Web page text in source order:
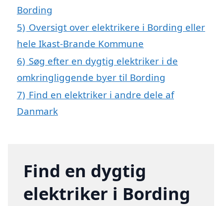
Bording
5) Oversigt over elektrikere i Bording eller
hele Ikast-Brande Kommune
6) Søg efter en dygtig elektriker i de
omkringliggende byer til Bording
7) Find en elektriker i andre dele af
Danmark
Find en dygtig
elektriker i Bording